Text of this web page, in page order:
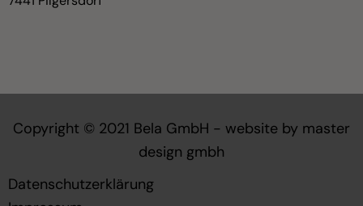
Copyright © 2021 Bela GmbH - website by master
design gmbh
Datenschutzerklärung